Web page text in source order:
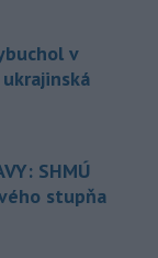
v
SHMÚ
stupňa